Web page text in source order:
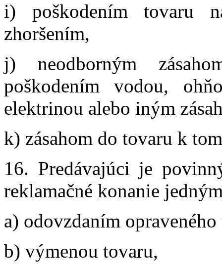
i) poškodením tovaru
zhoršením,
j) neodborným
poškodením vodou,
elektrinou alebo iným
k) zásahom do tovaru k
16. Predávajúci je
reklamačné konanie
a) odovzdaním
b) výmenou tovaru,